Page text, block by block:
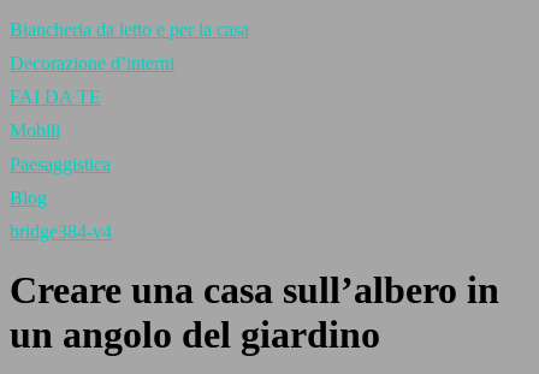
Biancheria da letto e per la casa
Decorazione d’interni
FAI DA TE
Mobili
Paesaggistica
Blog
bridge384-v4
Creare una casa sull’albero in
un angolo del giardino